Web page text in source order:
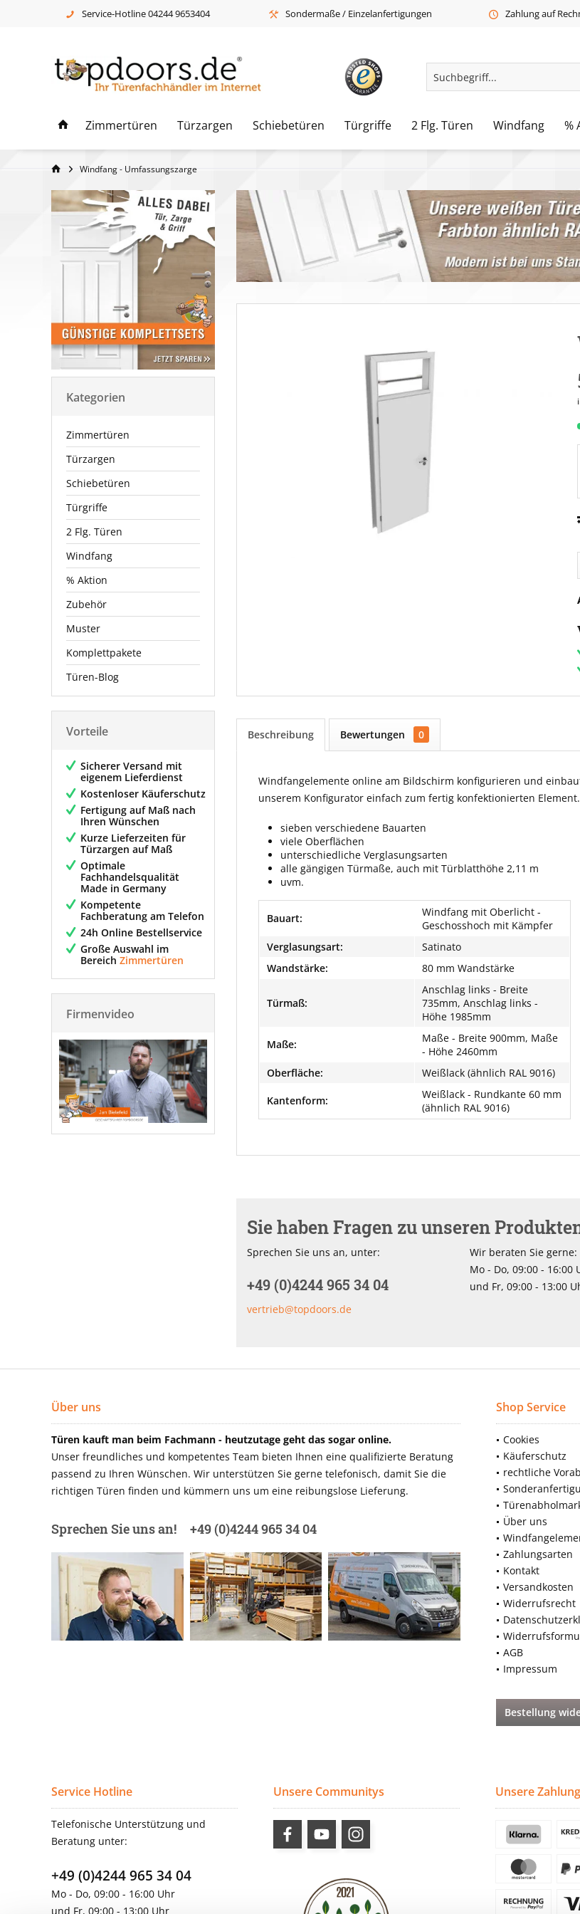
Service-Hotline 04244 9653404 Sondermaße / Einzelanfertigungen Zahlung auf
Zimmertüren Türzargen Schiebetüren Türgriffe 2 Flg. Türen Windfang %
Windfang - Umfassungszarge
Kategorien
Zimmertüren
Türzargen
Schiebetüren
Türgriffe
2 Flg. Türen
Windfang
% Aktion
Zubehör
Muster
Komplettpakete
Türen-Blog
Vorteile
Sicherer Versand mit
eigenem Lieferdienst
Kostenloser Käuferschutz
Fertigung auf Maß nach
Ihren Wünschen
Kurze Lieferzeiten für
Türzargen auf Maß
Optimale
Fachhandelsqualität
Made in Germany
Kompetente
Fachberatung am Telefon
24h Online Bestellservice
Große Auswahl im
Bereich Zimmertüren
Firmenvideo
Beschreibung Bewertungen 0
Windfangelemente online am Bildschirm konfigurieren und
unserem Konfigurator einfach zum fertig konfektionierten Element.
sieben verschiedene Bauarten
viele Oberflächen
unterschiedliche Verglasungsarten
alle gängigen Türmaße, auch mit Türblatthöhe 2,11 m
uvm.
Bauart:
Windfang mit Oberlicht -
Geschosshoch mit Kämpfer
Verglasungsart:
Satinato
Wandstärke:
80 mm Wandstärke
Türmaß:
Anschlag links - Breite
735mm, Anschlag links -
Höhe 1985mm
Maße:
Maße - Breite 900mm, Maße
- Höhe 2460mm
Oberfläche:
Weißlack (ähnlich RAL 9016)
Kantenform:
Weißlack - Rundkante 60 mm
(ähnlich RAL 9016)
Sie haben Fragen zu unseren
Sprechen Sie uns an, unter:
+49 (0)4244 965 34 04
vertrieb@topdoors.de
Wir beraten Sie gerne:
Mo - Do, 09:00 - 16:00
und Fr, 09:00 - 13:00
Über uns
Türen kauft man beim Fachmann - heutzutage geht das sogar online.
Unser freundliches und kompetentes Team bieten Ihnen eine qualifizierte Beratung
passend zu Ihren Wünschen. Wir unterstützen Sie gerne telefonisch, damit Sie die
richtigen Türen finden und kümmern uns um eine reibungslose Lieferung.
Sprechen Sie uns an! +49 (0)4244 965 34 04
Shop Service
Cookies
Käuferschutz
rechtliche
Über uns
Zahlungsarten
Kontakt
Versandkosten
Widerrufsrecht
AGB
Impressum
Bestellung
Service Hotline
Telefonische Unterstützung und
Beratung unter:
+49 (0)4244 965 34 04
Mo - Do, 09:00 - 16:00 Uhr
und Fr, 09:00 - 13:00 Uhr
Unsere Communitys Unsere